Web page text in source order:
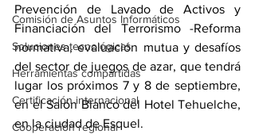
Comisión de Asuntos Informáticos
Soluciones tecnológicas
Herramientas compartidas
Certificación internacional
Cooperación regional
Prevención de Lavado de Activos y
Financiación del Terrorismo -Reforma
normativa, evaluación mutua y desafíos
del sector de juegos de azar, que tendrá
lugar los próximos 7 y 8 de septiembre,
en el Salón Blanco del Hotel Tehuelche,
en la ciudad de Esquel.